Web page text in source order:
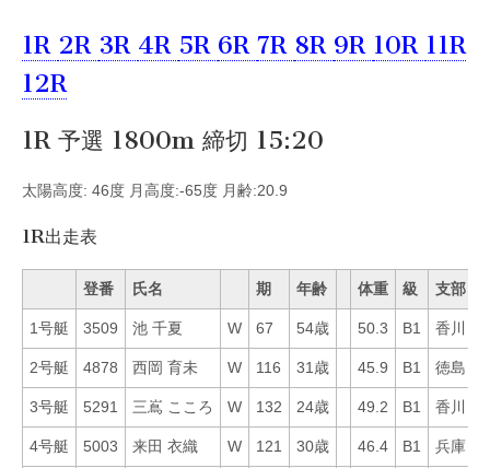
1R 2R 3R 4R 5R 6R 7R 8R 9R 10R 11R
12R
1R 予選 1800m 締切 15:20
太陽高度: 46度 月高度:-65度 月齢:20.9
1R出走表
登番 氏名 期 年齢 体重 級 支部
1号艇 3509 池 千夏 W 67 54歳 50.3 B1 香川
2号艇 4878 西岡 育未 W 116 31歳 45.9 B1 徳島
3号艇 5291 三嶌 こころ W 132 24歳 49.2 B1 香川
4号艇 5003 来田 衣織 W 121 30歳 46.4 B1 兵庫